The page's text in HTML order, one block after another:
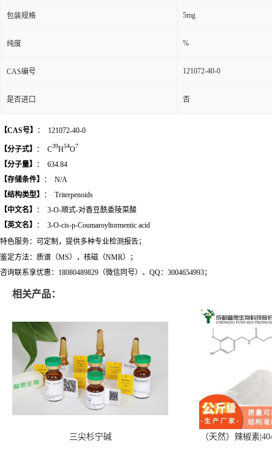
包装规格 5mg
纯度 %
CAS编号 121072-40-0
是否进口 否
【CAS号】 ： 121072-40-0
【分子式】 ： C39H54O7
【分子量】 ：
634.84
【存储条件】
：
N/A
【结构类型】
：
Triterpenoids
【中文名】
：
3-O-顺式-对香豆酰委陵菜酸
【英文名】
：
3-O-cis-p-Coumaroyltormentic acid
特色服务：可定制，提供多种专业检测报告；
鉴定方法：质谱（MS），核磁（NMR）；
咨询联系享优惠：18080489829（微信同号）、QQ：3004654993；
相关产品：
三尖杉宁碱 （天然）辣椒素